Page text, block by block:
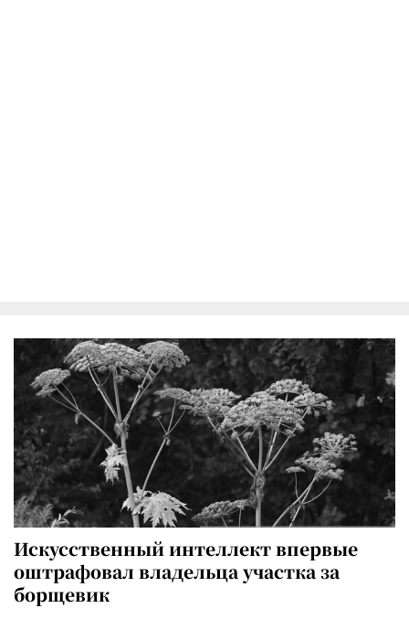
Искусственный интеллект впервые
оштрафовал владельца участка за
борщевик